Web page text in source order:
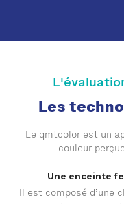
Les
Le qmtcolor est un
couleur
Une enceinte
Il est composé d’une